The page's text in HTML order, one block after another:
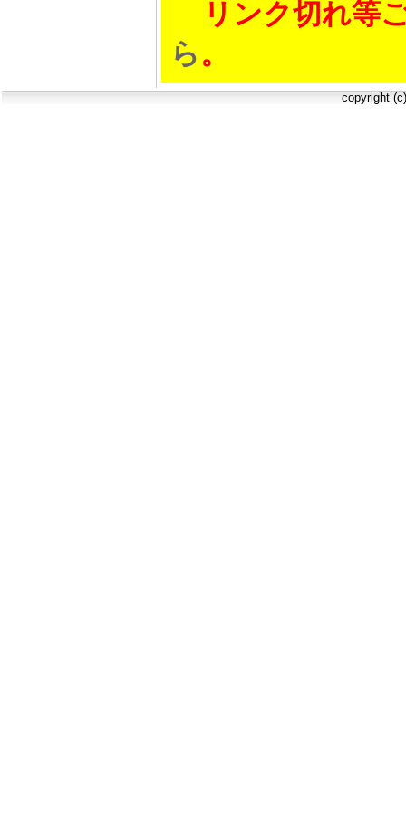
リンク切れ等
ら。
copyright